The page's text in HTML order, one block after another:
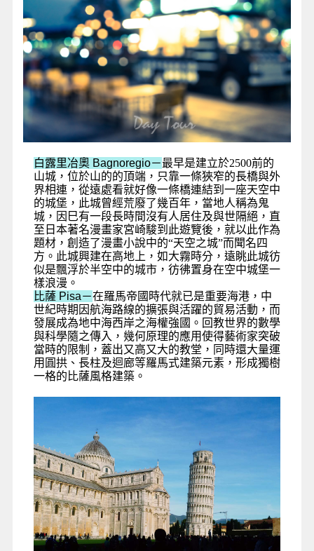
白露里冶奧 Bagnoregio－最早是建立於2500前的
山城，位於山的的頂端，只靠一條狹窄的長橋與外
界相連，從遠處看就好像一條橋連結到一座天空中
的城堡，此城曾經荒廢了幾百年，當地人稱為鬼
城，因巳有一段長時間沒有人居住及與世隔絕，直
至日本著名漫畫家宮崎駿到此遊覽後，就以此作為
題材，創造了漫畫小說中的“天空之城”而聞名四
方。此城興建在高地上，如大霧時分，遠眺此城彷
似是飄浮於半空中的城市，彷彿置身在空中城堡一
樣浪漫。
比薩 Pisa－在羅馬帝國時代就已是重要海港，中
世紀時期因航海路線的擴張與活躍的貿易活動，而
發展成為地中海西岸之海權強國。回教世界的數學
與科學隨之傳入，幾何原理的應用使得藝術家突破
當時的限制，蓋出又高又大的教堂，同時還大量運
用圓拱、長柱及迴廊等羅馬式建築元素，形成獨樹
一格的比薩風格建築。